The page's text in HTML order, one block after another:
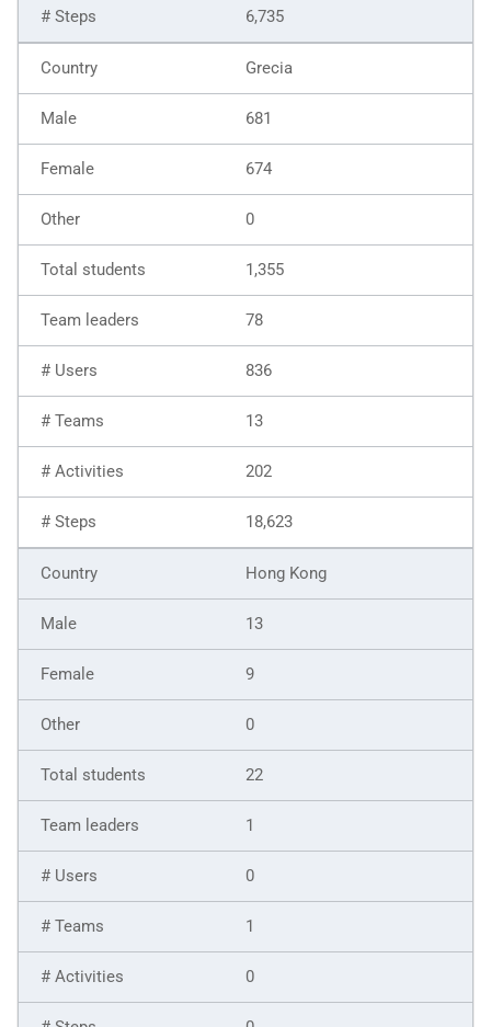
6,735
Grecia
681
674
0
1,355
78
836
13
202
18,623
Hong Kong
13
9
0
22
1
0
1
0